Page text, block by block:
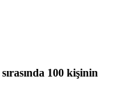
100 kişinin